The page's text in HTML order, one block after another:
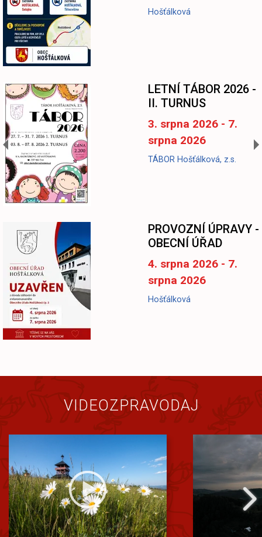
Hošťálková
LETNÍ TÁBOR 2026 -
II. TURNUS
3. srpna 2026 - 7.
srpna 2026
TÁBOR Hošťálková, z.s.
PROVOZNÍ ÚPRAVY -
OBECNÍ ÚŘAD
4. srpna 2026 - 7.
srpna 2026
Hošťálková
VIDEOZPRAVODAJ